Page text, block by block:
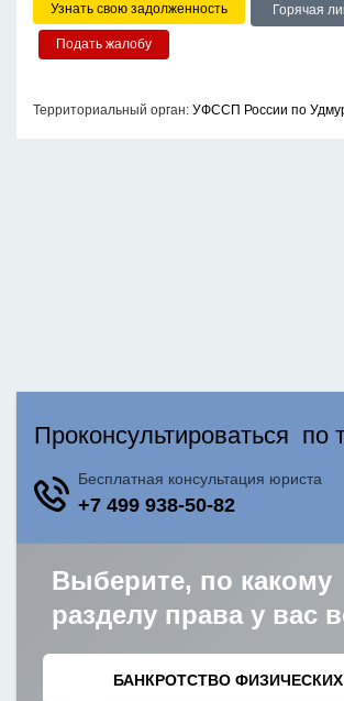
Узнать свою задолженность Горячая
Территориальный орган: УФССП России по